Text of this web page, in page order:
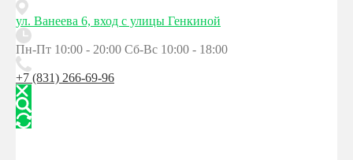
ул. Ванеева 6, вход с улицы Генкиной
Пн-Пт 10:00 - 20:00 Сб-Вс 10:00 - 18:00
+7 (831) 266-69-96